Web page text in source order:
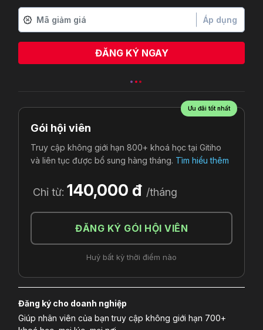
Áp dụng
ĐĂNG KÝ NGAY
Ưu đãi tốt nhất
Gói hội viên
Truy cập không giới hạn 800+ khoá học tại Gitiho
và liên tục được bổ sung hàng tháng. Tìm hiểu thêm
Chỉ từ: 140,000 đ /tháng
ĐĂNG KÝ GÓI HỘI VIÊN
Huỷ bất kỳ thời điểm nào
Đăng ký cho doanh nghiệp
Giúp nhân viên của bạn truy cập không giới hạn 700+